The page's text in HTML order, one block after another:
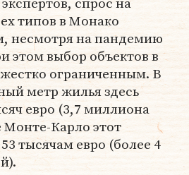
типов в Монако
несмотря на пандемию
этом выбор объектов в
ограниченным. В
метр жилья здесь
евро (3,7 миллиона
Монте-Карло этот
тысячам евро (более 4